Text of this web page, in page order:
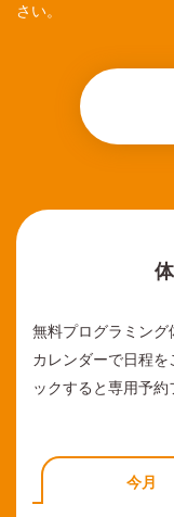
さい。
無料プログラミング
カレンダーで日程を
ックすると専用予約
今月